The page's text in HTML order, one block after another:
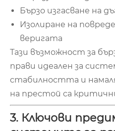
Бързо изгасване на
Изолиране на
веригата
Тази възможност за
прави идеален за
стабилността и
на престой са
3. Ключови